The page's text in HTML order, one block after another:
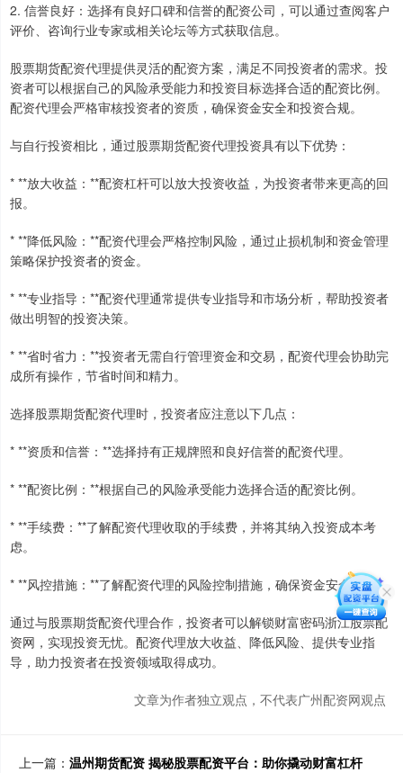
2. 信誉良好：选择有良好口碑和信誉的配资公司，可以通过查阅客户
评价、咨询行业专家或相关论坛等方式获取信息。
股票期货配资代理提供灵活的配资方案，满足不同投资者的需求。投
资者可以根据自己的风险承受能力和投资目标选择合适的配资比例。
配资代理会严格审核投资者的资质，确保资金安全和投资合规。
与自行投资相比，通过股票期货配资代理投资具有以下优势：
* **放大收益：**配资杠杆可以放大投资收益，为投资者带来更高的回
报。
* **降低风险：**配资代理会严格控制风险，通过止损机制和资金管理
策略保护投资者的资金。
* **专业指导：**配资代理通常提供专业指导和市场分析，帮助投资者
做出明智的投资决策。
* **省时省力：**投资者无需自行管理资金和交易，配资代理会协助完
成所有操作，节省时间和精力。
选择股票期货配资代理时，投资者应注意以下几点：
* **资质和信誉：**选择持有正规牌照和良好信誉的配资代理。
* **配资比例：**根据自己的风险承受能力选择合适的配资比例。
* **手续费：**了解配资代理收取的手续费，并将其纳入投资成本考
虑。
* **风控措施：**了解配资代理的风险控制措施，确保资金安全。
通过与股票期货配资代理合作，投资者可以解锁财富密码浙江股票配
资网，实现投资无忧。配资代理放大收益、降低风险、提供专业指
导，助力投资者在投资领域取得成功。
文章为作者独立观点，不代表广州配资网观点
上一篇： 温州期货配资 揭秘股票配资平台：助你撬动财富杠杆